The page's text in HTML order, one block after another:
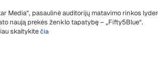
Media“, pasaulinė auditorijų matavimo rinkos
naują prekės ženklo tapatybę – „Fifty5Blue“.
skaitykitečia